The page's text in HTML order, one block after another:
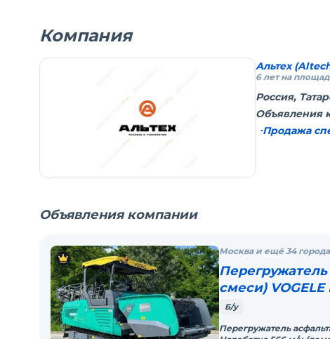
Wirtgen, Vögele, Hamm, Dynapac, Volvo, Ammann, ABG
Опыт более 20лет на рынке сначала как
представительство компании Wirtgen в Волго-
Вятском регионе, потом дилер Dynapaс, а сейчас
поставляем всю линейку немецких брендов
асфальтовой техники.
Нашими заказчиками являются практически все
-строительных компаний РФ.
Компания
Альтех
6 лет на
Россия,
Объявления
Продажа
Объявления компании
Москва и ещё 34 города
смеси)
Б/у
Перегружатель